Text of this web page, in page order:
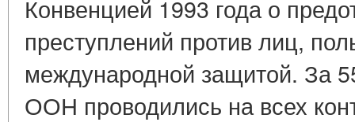
Конвенцией 1993 года о
преступлений против лиц,
международной защитой. За
ООН проводились на всех